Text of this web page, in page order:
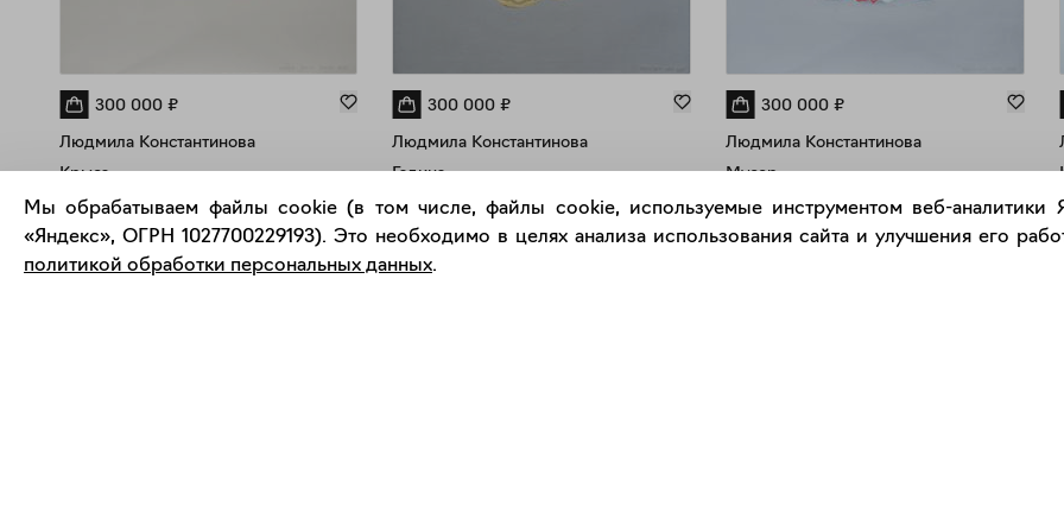
300 000 ₽
Людмила Константинова
Крыса
Картина, живопись
Холст, акрил
Фигуративное искусство
60 x 60 см
300 000 ₽
Людмила Константинова
Гадина
Картина, живопись
Холст, акрил
Фигуративное искусство
60 x 60 см
300 000 ₽
Людмила Константинова
Мусор
Холст, акрил
Фигуративное искусство
Мы обрабатываем файлы cookie (в том числе, файлы cookie, используемые инструментом веб-аналитики
«Яндекс», ОГРН 1027700229193). Это необходимо в целях анализа использования сайта и улучшения его
политикой обработки персональных данных.